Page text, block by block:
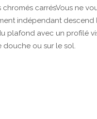
carrésVous ne
indépendant
plafond avec un profilé
douche ou sur le sol.